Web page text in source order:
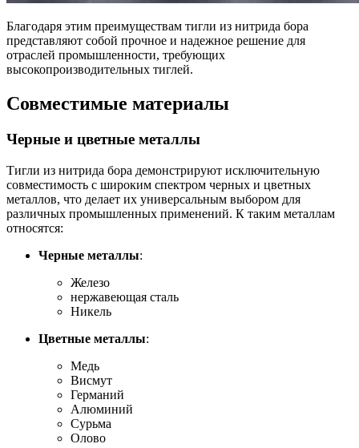
Благодаря этим преимуществам тигли из нитрида бора
представляют собой прочное и надежное решение для
отраслей промышленности, требующих
высокопроизводительных тиглей.
Совместимые материалы
Черные и цветные металлы
Тигли из нитрида бора демонстрируют исключительную
совместимость с широким спектром черных и цветных
металлов, что делает их универсальным выбором для
различных промышленных применений. К таким металлам
относятся:
Черные металлы:
Железо
нержавеющая сталь
Никель
Цветные металлы:
Медь
Висмут
Германий
Алюминий
Сурьма
Олово